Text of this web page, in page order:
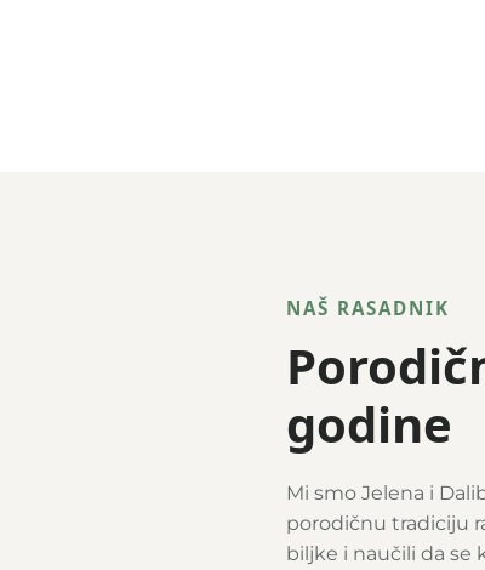
NAŠ RASADNIK
godine
Mi smo Jelena i
porodičnu tradiciju
biljke i naučili da se